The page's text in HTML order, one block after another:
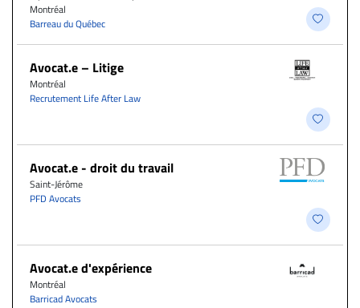
Montréal
Barreau du Québec
Avocat.e – Litige
Montréal
Recrutement Life After Law
Avocat.e - droit du travail
Saint-Jérôme
PFD Avocats
Avocat.e d'expérience
Montréal
Barricad Avocats